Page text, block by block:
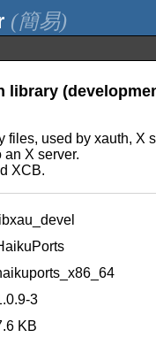
(簡易)
library
files, used by xauth, X
an X server.
XCB.
libxau_devel
3
KB